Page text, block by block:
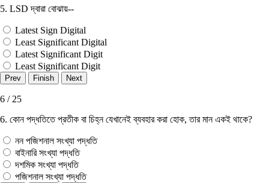
5. LSD দ্বারা বোঝায়--
Latest Sign Digital
Least Significant Digital
Latest Significant Digit
Least Significant Digit
6 / 25
6. কোন পদ্ধতিতে প্রতীক বা চিহ্ন যেখানেই ব্যবহার করা হােক, তার মান একই থাকে?
নন পজিশনাল সংখ্যা পদ্ধতি
বাইনারি সংখ্যা পদ্ধতি
দশমিক সংখ্যা পদ্ধতি
পজিশনাল সংখ্যা পদ্ধতি